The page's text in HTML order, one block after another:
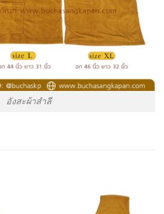
อังสะผ้าสำลี